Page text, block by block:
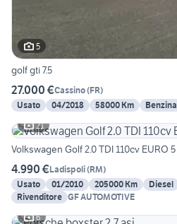
5
golf gti 7.5
27.000 €Cassino(FR)
Usato
04/2018 58000 Km Benzina
21
Volkswagen Golf 2.0 TDI 110cv EURO 5
4.990 €Ladispoli(RM)
Usato
01/2010 205000 Km Diesel
Rivenditore GF AUTOMOTIVE
6